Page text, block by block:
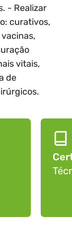
- Realizar
curativos,
vitais,
de